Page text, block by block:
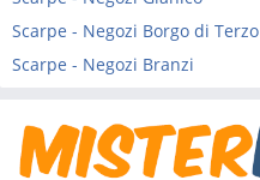
Scarpe - Negozi Borgo di Terzo
Scarpe - Negozi Branzi